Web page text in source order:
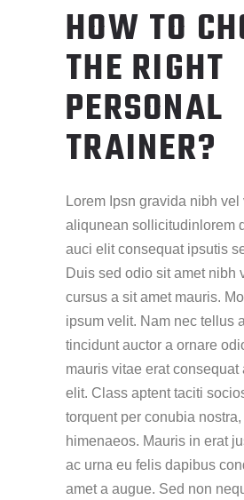
HOW TO
THE RIGHT
PERSONAL
TRAINER?
Lorem Ipsn gravida nibh vel
aliqunean sollicitudinlorem
auci elit consequat ipsutis
Duis sed odio sit amet nibh
cursus a sit amet mauris.
ipsum velit. Nam nec tellus
tincidunt auctor a ornare
mauris vitae erat consequat
elit. Class aptent taciti
torquent per conubia
himenaeos. Mauris in erat
ac urna eu felis dapibus
amet a augue. Sed non